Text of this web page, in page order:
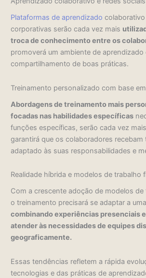
Plataformas de aprendizado
corporativas serão cada vez mais
troca de conhecimento entre os
promoverá um ambiente de
compartilhamento de boas práticas.
Treinamento personalizado com base
Abordagens de treinamento mais
focadas nas habilidades específicas
funções específicas, serão cada vez
garantirá que os colaboradores recebam
adaptado às suas responsabilidades e
Realidade híbrida e modelos de trabalho
Com a crescente adoção de modelos de
o treinamento precisará se adaptar a
combinando experiências presenciais
atender às necessidades de equipes
geograficamente.
Essas tendências refletem a rápida
tecnologias e das práticas de